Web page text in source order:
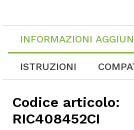
INFORMAZIONI
ISTRUZIONI
Codice articolo:
RIC408452CI